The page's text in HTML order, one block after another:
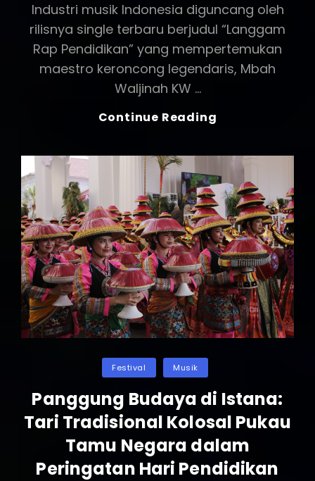
Industri musik Indonesia diguncang oleh
rilisnya single terbaru berjudul “Langgam
Rap Pendidikan” yang mempertemukan
maestro keroncong legendaris, Mbah
Waljinah KW …
Continue Reading
Maestro
Keroncong
Dan
Rapper
Muda
Rilis
Single
Spesial
Hardiknas
Categories
Festival Musik
Panggung Budaya di Istana:
Tari Tradisional Kolosal Pukau
Tamu Negara dalam
Peringatan Hari Pendidikan